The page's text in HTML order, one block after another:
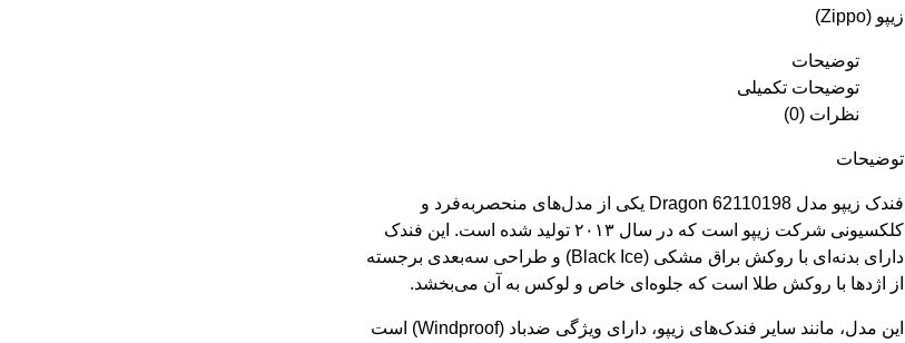
زیپو (Zippo)
توضیحات
توضیحات تکمیلی
نظرات (0)
توضیحات
فندک زیپو مدل Dragon 62110198 یکی از مدل‌های منحصربه‌فرد و
کلکسیونی شرکت زیپو است که در سال ۲۰۱۳ تولید شده است. این فندک
دارای بدنه‌ای با روکش براق مشکی (Black Ice) و طراحی سه‌بعدی برجسته
از اژدها با روکش طلا است که جلوه‌ای خاص و لوکس به آن می‌بخشد.
این مدل، مانند سایر فندک‌های زیپو، دارای ویژگی ضدباد (Windproof) است